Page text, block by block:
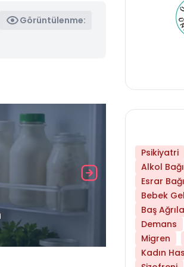
Görüntülenme:
Hangi
Psikiyatri
Alkol
Esrar
Bebek
Baş
Demans
Migren
Kadın